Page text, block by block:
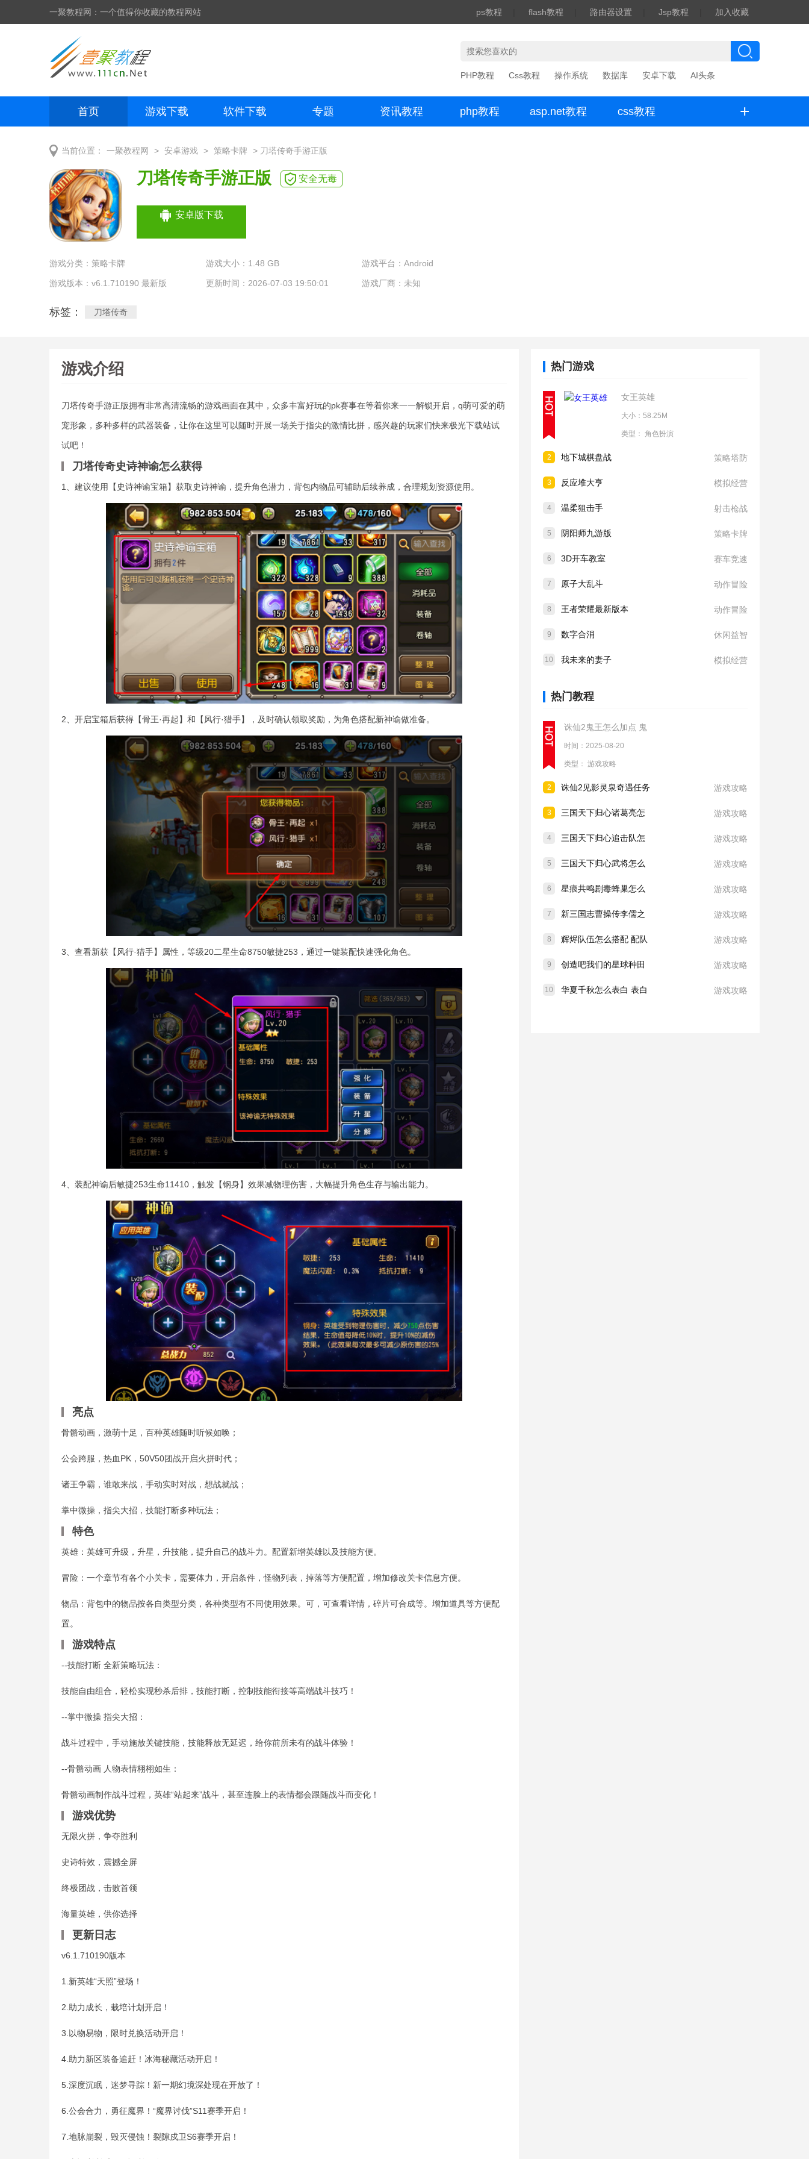
一聚教程网：一个值得你收藏的教程网站 ps教程 flash教程 路由器设置 Jsp教程 加入收藏
PHP教程 Css教程 操作系统 数据库 安卓下载 AI头条
首页 游戏下载 软件下载 专题 资讯教程 php教程 asp.net教程 css教程 +
当前位置： 一聚教程网 > 安卓游戏 > 策略卡牌 > 刀塔传奇手游正版
刀塔传奇手游正版 安全无毒
安卓版下载
游戏分类： 策略卡牌 游戏大小：1.48 GB 游戏平台：Android
游戏版本：v6.1.710190 最新版 更新时间：2026-07-03 19:50:01 游戏厂商：未知
标签： 刀塔传奇
游戏介绍
刀塔传奇手游正版拥有非常高清流畅的游戏画面在其中，众多丰富好玩的pk赛事在等着你来一一解锁开启，q萌可爱的萌
宠形象，多种多样的武器装备，让你在这里可以随时开展一场关于指尖的激情比拼，感兴趣的玩家们快来极光下载站试
试吧！
刀塔传奇史诗神谕怎么获得
1、建议使用【史诗神谕宝箱】获取史诗神谕，提升角色潜力，背包内物品可辅助后续养成，合理规划资源使用。
2、开启宝箱后获得【骨王·再起】和【风行·猎手】，及时确认领取奖励，为角色搭配新神谕做准备。
3、查看新获【风行·猎手】属性，等级20二星生命8750敏捷253，通过一键装配快速强化角色。
4、装配神谕后敏捷253生命11410，触发【钢身】效果减物理伤害，大幅提升角色生存与输出能力。
亮点
骨骼动画，激萌十足，百种英雄随时听候如唤；
公会跨服，热血PK，50V50团战开启火拼时代；
诸王争霸，谁敢来战，手动实时对战，想战就战；
掌中微操，指尖大招，技能打断多种玩法；
特色
英雄：英雄可升级，升星，升技能，提升自己的战斗力。配置新增英雄以及技能方便。
冒险：一个章节有各个小关卡，需要体力，开启条件，怪物列表，掉落等方便配置，增加修改关卡信息方便。
物品：背包中的物品按各自类型分类，各种类型有不同使用效果。可，可查看详情，碎片可合成等。增加道具等方便配
置。
游戏特点
--技能打断 全新策略玩法：
技能自由组合，轻松实现秒杀后排，技能打断，控制技能衔接等高端战斗技巧！
--掌中微操 指尖大招：
战斗过程中，手动施放关键技能，技能释放无延迟，给你前所未有的战斗体验！
--骨骼动画 人物表情栩栩如生：
骨骼动画制作战斗过程，英雄“站起来”战斗，甚至连脸上的表情都会跟随战斗而变化！
游戏优势
无限火拼，争夺胜利
史诗特效，震撼全屏
终极团战，击败首领
海量英雄，供你选择
更新日志
v6.1.710190版本
1.新英雄“天照”登场！
2.助力成长，栽培计划开启！
3.以物易物，限时兑换活动开启！
4.助力新区装备追赶！冰海秘藏活动开启！
5.深度沉眠，迷梦寻踪！新一期幻境深处现在开放了！
6.公会合力，勇征魔界！“魔界讨伐”S11赛季开启！
7.地脉崩裂，毁灭侵蚀！裂隙戍卫S6赛季开启！
热门游戏
女王英雄
大小：58.25M
类型： 角色扮演
2 地下城棋盘战 策略塔防
3 反应堆大亨 模拟经营
4 温柔狙击手 射击枪战
5 阴阳师九游版 策略卡牌
6 3D开车教室 赛车竞速
7 原子大乱斗 动作冒险
8 王者荣耀最新版本 动作冒险
9 数字合消 休闲益智
10 我未来的妻子 模拟经营
热门教程
诛仙2鬼王怎么加点 鬼
时间：2025-08-20
类型： 游戏攻略
2 诛仙2见影灵泉奇遇任务 游戏攻略
3 三国天下归心诸葛亮怎 游戏攻略
4 三国天下归心追击队怎 游戏攻略
5 三国天下归心武将怎么 游戏攻略
6 星痕共鸣剧毒蜂巢怎么 游戏攻略
7 新三国志曹操传李儒之 游戏攻略
8 辉烬队伍怎么搭配 配队 游戏攻略
9 创造吧我们的星球种田 游戏攻略
10 华夏千秋怎么表白 表白 游戏攻略